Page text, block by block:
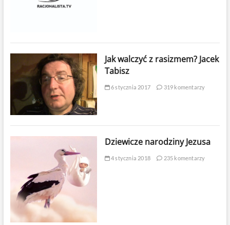
Jak walczyć z rasizmem? Jacek
Tabisz
6 stycznia 2017 319 komentarzy
Dziewicze narodziny Jezusa
4 stycznia 2018 235 komentarzy